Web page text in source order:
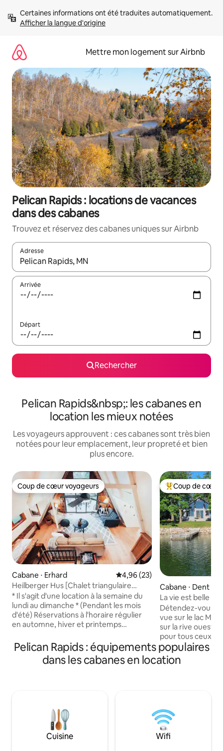
directement
Afficher la langue d'origine
Mettre mon logement sur Airbnb
Pelican Rapids : locations de vacances
dans des cabanes
Trouvez et réservez des cabanes uniques sur Airbnb
Adresse
Lorsque les résultats s'affichent, utilisez les flèches vers le
Arrivée
Départ
Rechercher
Pelican Rapids&nbsp;: les cabanes en
location les mieux notées
Les voyageurs approuvent : ces cabanes sont très bien
notées pour leur emplacement, leur propreté et bien
plus encore.
Coup de cœur voyageurs
Coup de cœur voyageurs
Cabane ⋅ Erhard Évaluation moyenne sur la
4,96 (23)
Heilberger Hus [Chalet triangulaire
Ottertail Co.]
* Il s'agit d'une location à la semaine du
lundi au dimanche * (Pendant les mois
d'été) Réservations à l'horaire régulier
en automne, hiver et printemps
Détendez-vous au bord du lac avec
toute la famille dans cette retraite en
forme de A récemment rénovée. Parfait
l'automne au parc d'État Maple Wood à
proximité est un moment fort pour
notre famille. En hiver, les sentiers de
motoneige sont à proximité et la pêche
Coups de cœur
Coup de cœur
Cabane ⋅ Dent
La vie est belle sur
Détendez-vous
vue sur le lac
sur la rive ouest,
pour tous ceux
et la tranquillité,
de soleil et du
voyageurs
voyageurs
de Perham offre
d'attractions,
des randonnées,
Pelican Rapids : équipements populaires
dans les cabanes en location
Cuisine Wifi